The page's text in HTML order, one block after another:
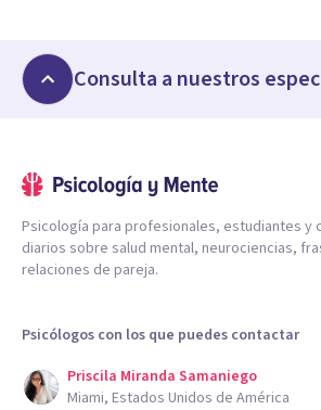
Consulta a nuestros
Psicología para profesionales, estudiantes y
diarios sobre salud mental, neurociencias,
relaciones de pareja.
Psicólogos con los que puedes contactar
Priscila Miranda Samaniego
Miami, Estados Unidos de América